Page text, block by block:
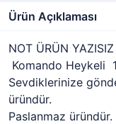
Ürün Açıklaması
NOT ÜRÜN
Komando Heykeli
Sevdiklerinize
üründür.
Paslanmaz üründür.